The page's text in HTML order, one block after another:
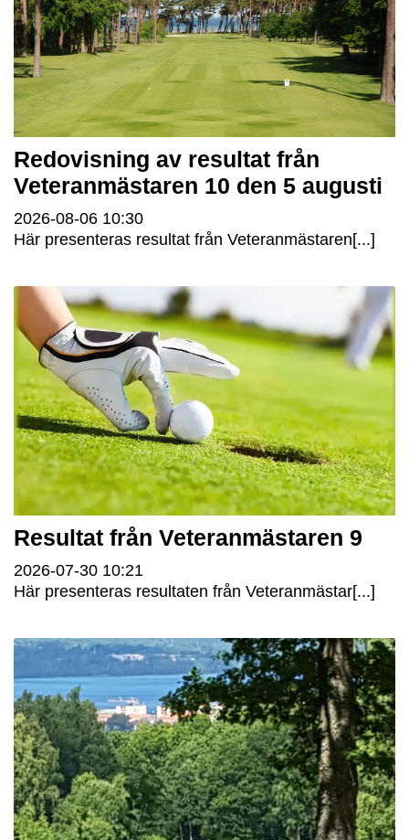
Redovisning av resultat från
Veteranmästaren 10 den 5 augusti
2026-08-06 10:30
Här presenteras resultat från Veteranmästaren[...]
Resultat från Veteranmästaren 9
2026-07-30 10:21
Här presenteras resultaten från Veteranmästar[...]